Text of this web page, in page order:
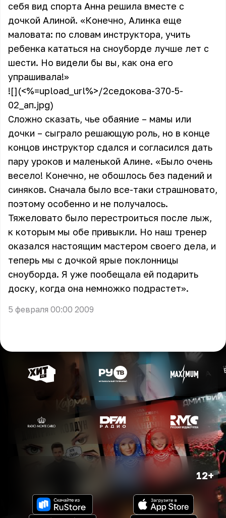
себя вид спорта Анна решила вместе с
дочкой Алиной. «Конечно, Алинка еще
маловата: по словам инструктора, учить
ребенка кататься на сноуборде лучше лет с
шести. Но видели бы вы, как она его
упрашивала!»
![](<%=upload_url%>/2седокова-370-5-
02_ап.jpg)
Сложно сказать, чье обаяние – мамы или
дочки – сыграло решающую роль, но в конце
концов инструктор сдался и согласился дать
пару уроков и маленькой Алине. «Было очень
весело! Конечно, не обошлось без падений и
синяков. Сначала было все-таки страшновато,
поэтому особенно и не получалось.
Тяжеловато было перестроиться после лыж,
к которым мы обе привыкли. Но наш тренер
оказался настоящим мастером своего дела, и
теперь мы с дочкой ярые поклонницы
сноуборда. Я уже пообещала ей подарить
доску, когда она немножко подрастет».
5 февраля 00:00 2009
12+